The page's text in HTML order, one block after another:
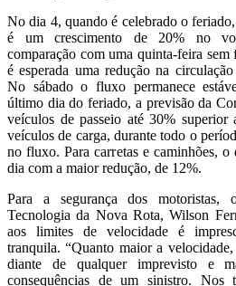
No dia 4, quando é celebrado o
é um crescimento de 20% no
comparação com uma quinta-feira sem
é esperada uma redução na
No sábado o fluxo permanece
último dia do feriado, a previsão da
veículos de passeio até 30% superior
veículos de carga, durante todo o
no fluxo. Para carretas e caminhões,
dia com a maior redução, de 12%.
Para a segurança dos motoristas,
Tecnologia da Nova Rota, Wilson
aos limites de velocidade é
tranquila. “Quanto maior a
diante de qualquer imprevisto e
consequências de um sinistro. Nos